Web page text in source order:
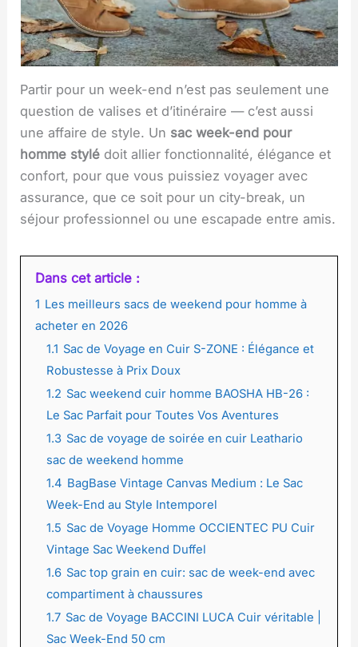
Partir pour un week-end n’est pas seulement une
question de valises et d’itinéraire — c’est aussi
une affaire de style. Un sac week-end pour
homme stylé doit allier fonctionnalité, élégance et
confort, pour que vous puissiez voyager avec
assurance, que ce soit pour un city-break, un
séjour professionnel ou une escapade entre amis.
Dans cet article :
1 Les meilleurs sacs de weekend pour homme à
acheter en 2026
1.1 Sac de Voyage en Cuir S-ZONE : Élégance et
Robustesse à Prix Doux
1.2 Sac weekend cuir homme BAOSHA HB-26 :
Le Sac Parfait pour Toutes Vos Aventures
1.3 Sac de voyage de soirée en cuir Leathario
sac de weekend homme
1.4 BagBase Vintage Canvas Medium : Le Sac
Week-End au Style Intemporel
1.5 Sac de Voyage Homme OCCIENTEC PU Cuir
Vintage Sac Weekend Duffel
1.6 Sac top grain en cuir: sac de week-end avec
compartiment à chaussures
1.7 Sac de Voyage BACCINI LUCA Cuir véritable |
Sac Week-End 50 cm